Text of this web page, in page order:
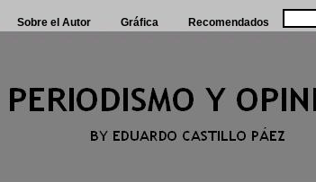
Sobre el Autor Gráfica Recomendados